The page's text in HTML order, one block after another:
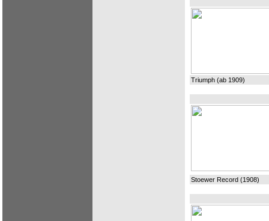
Triumph (ab 1909)
Stoewer Record (1908)